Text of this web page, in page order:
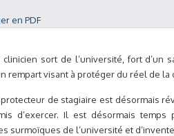
en PDF
clinicien sort de l’université, fort d’un
rempart visant à protéger du réel de la
de stagiaire est désormais
d’exercer. Il est désormais
surmoïques de l’université et